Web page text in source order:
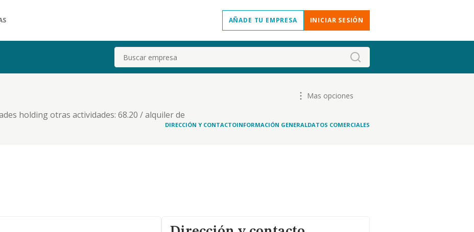
AÑADE TU EMPRESA INICIAR SESIÓN
Buscar
holding otras actividades: 68.20 / alquiler de
de contabilidad, teneduría de libros,
Mas opciones
DIRECCIÓN Y CONTACTOINFORMACIÓN GENERALDATOS COMERCIALES